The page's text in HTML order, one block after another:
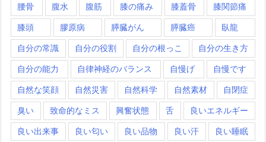
腰骨 腹水 腹筋 膝の痛み 膝蓋骨 膝関節痛
膝頭 膠原病 膵臓がん 膵臓癌 臥龍
自分の常識 自分の役割 自分の根っこ 自分の生き方
自分の能力 自律神経のバランス 自慢げ 自慢です
自然な笑顔 自然災害 自然科学 自然素材 自閉症
臭い 致命的なミス 興奮状態 舌 良いエネルギー
良い出来事 良い匂い 良い品物 良い汗 良い睡眠